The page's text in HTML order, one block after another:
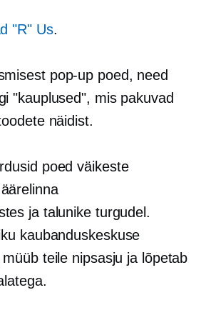
"R" Us.
pop-up poed, need
"kauplused", mis pakuvad
näidist.
poed väikeste
ja talunike turgudel.
kaubanduskeskuse
teile nipsasju ja lõpetab